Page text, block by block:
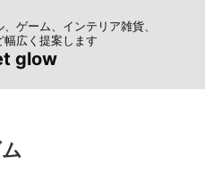
ゲーム、インテリア雑貨、
幅広く提案します
glow